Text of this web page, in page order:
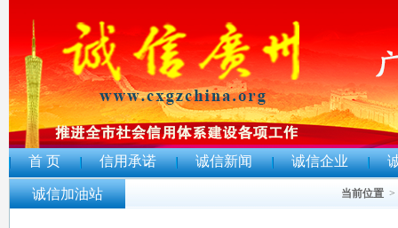
首 页 信用承诺 诚信新闻 诚信企业
诚信加油站 当前位置 >